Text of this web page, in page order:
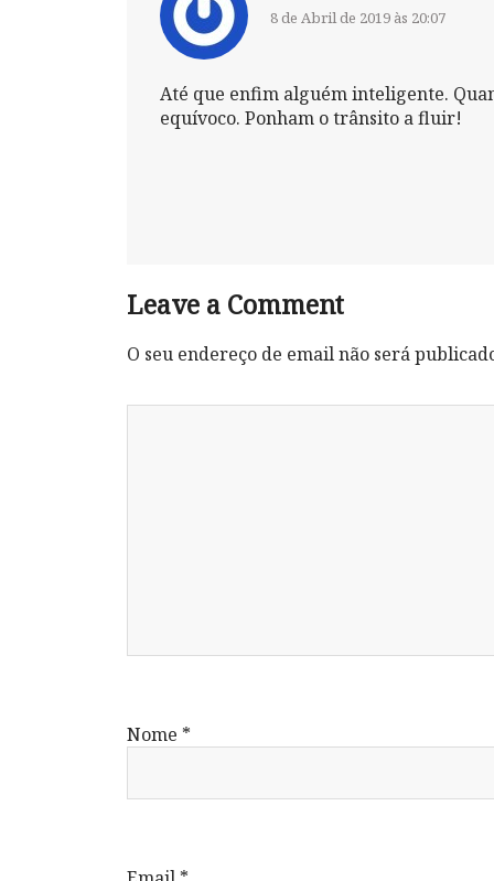
8 de Abril de 2019 às 20:07
Até que enfim alguém inteligente.
equívoco. Ponham o trânsito a fluir!
Leave a Comment
O seu endereço de email não será
Nome *